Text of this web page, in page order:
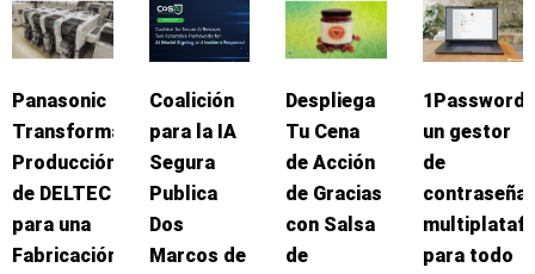
Panasonic
Transforma
Producción
de DELTEC
para una
Fabricación
Coalición
para la IA
Segura
Publica
Dos
Marcos de
Despliega
Tu Cena
de Acción
de Gracias
con Salsa
de
1Password:
un gestor
de
para todo